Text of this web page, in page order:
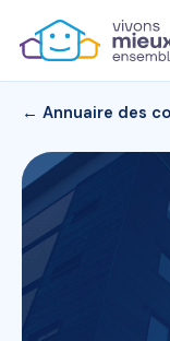
← Annuaire des